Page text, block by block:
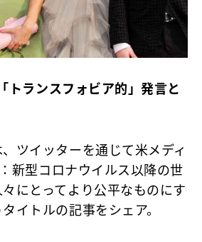
トランスフォビア的」発言と
ツイッターを通じて米メディ
新型コロナウイルス以降の世
にとってより公平なものにす
イトルの記事をシェア。